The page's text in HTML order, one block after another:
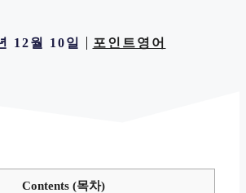
12월 10일 포인트영어
Contents (목차)